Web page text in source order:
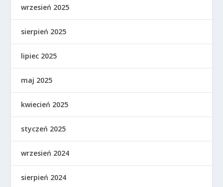
wrzesień 2025
sierpień 2025
lipiec 2025
maj 2025
kwiecień 2025
styczeń 2025
wrzesień 2024
sierpień 2024